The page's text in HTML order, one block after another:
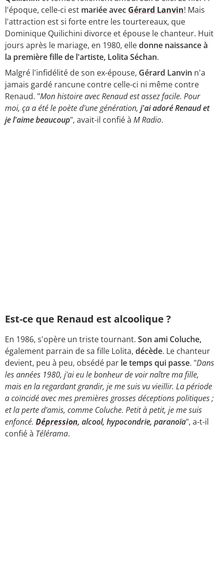
l'époque, celle-ci est mariée avec Gérard Lanvin! Mais
l'attraction est si forte entre les tourtereaux, que
Dominique Quilichini divorce et épouse le chanteur. Huit
jours après le mariage, en 1980, elledonne naissance à
la première fille de l'artiste, Lolita Séchan.
Malgré l'infidélité de son ex-épouse, Gérard Lanvin n'a
jamais gardé rancune contre celle-ci ni même contre
Renaud. "Mon histoire avec Renaud est assez facile. Pour
moi, ça a été le poète d'une génération, j'ai adoré Renaud et
je l'aime beaucoup", avait-il confié à M Radio.
Est-ce que Renaud est alcoolique ?
En 1986, s'opère un triste tournant. Son ami Coluche,
également parrain de sa fille Lolita, décède. Le chanteur
devient, peu à peu, obsédé par le temps qui passe. "Dans
les années 1980, j'ai eu le bonheur de voir naître ma fille,
mais en la regardant grandir, je me suis vu vieillir. La période
a coïncidé avec mes premières grosses déceptions politiques ;
et la perte d'amis, comme Coluche. Petit à petit, je me suis
enfoncé. Dépression, alcool, hypocondrie, paranoïa", a-t-il
confié à Télérama.